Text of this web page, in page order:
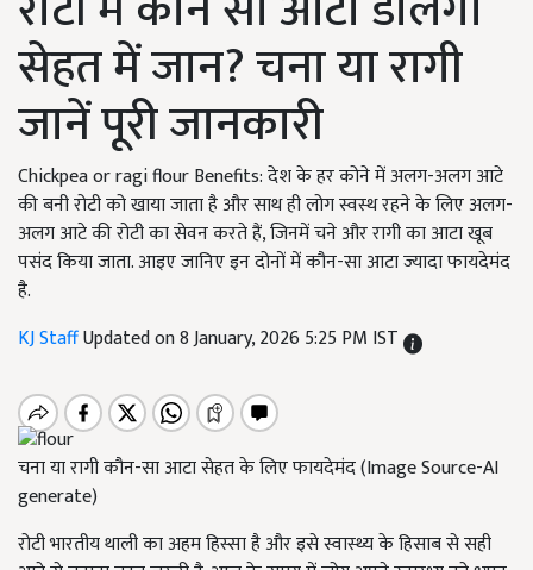
सेहत में जान? चना या रागी
जानें पूरी जानकारी
Chickpea or ragi flour Benefits: देश के हर कोने में अलग-अलग आटे
की बनी रोटी को खाया जाता है और साथ ही लोग स्वस्थ रहने के लिए अलग-
अलग आटे की रोटी का सेवन करते हैं, जिनमें चने और रागी का आटा खूब
पसंद किया जाता. आइए जानिए इन दोनों में कौन-सा आटा ज्यादा फायदेमंद
है.
KJ StaffUpdated on 8 January, 2026 5:25 PM IST
चना या रागी कौन-सा आटा सेहत के लिए फायदेमंद (Image Source-AI
generate)
रोटी भारतीय थाली का अहम हिस्सा है और इसे स्वास्थ्य के हिसाब से सही